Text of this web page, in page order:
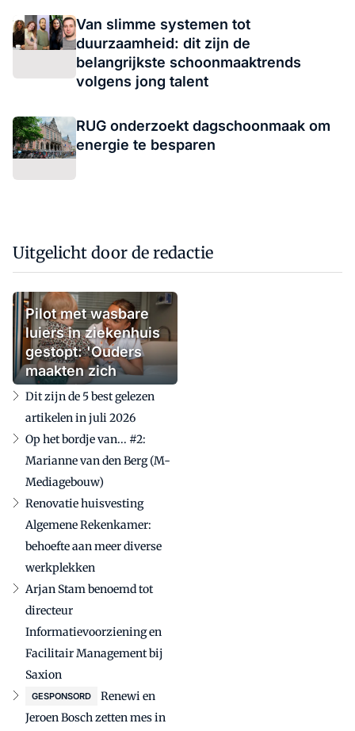
Van slimme systemen tot
duurzaamheid: dit zijn de
belangrijkste schoonmaaktrends
volgens jong talent
RUG onderzoekt dagschoonmaak om
energie te besparen
Uitgelicht door de redactie
Pilot met wasbare
luiers in ziekenhuis
gestopt: 'Ouders
maakten zich
zorgen'
Dit zijn de 5 best gelezen
artikelen in juli 2026
Op het bordje van... #2:
Marianne van den Berg (M-
Mediagebouw)
Renovatie huisvesting
Algemene Rekenkamer:
behoefte aan meer diverse
werkplekken
Arjan Stam benoemd tot
directeur
Informatievoorziening en
Facilitair Management bij
Saxion
GESPONSORD
Renewi en
Jeroen Bosch zetten mes in